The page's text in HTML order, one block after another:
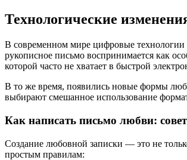
Технологические
В современном мире цифровые
рукописное письмо воспринимается как
которой часто не хватает в быстрой
В то же время, появились новые формы
выбирают смешанное использование
Как написать письмо любви:
Создание любовной записки — это не
простым правилам: